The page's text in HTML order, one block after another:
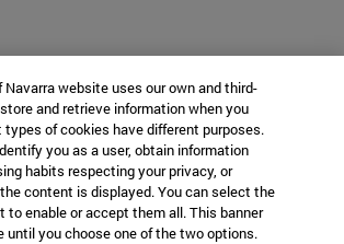
website uses our own and third-
and retrieve information when you
types of cookies have different purposes.
you as a user, obtain information
habits respecting your privacy, or
content is displayed. You can select the
to enable or accept them all. This banner
until you choose one of the two options.